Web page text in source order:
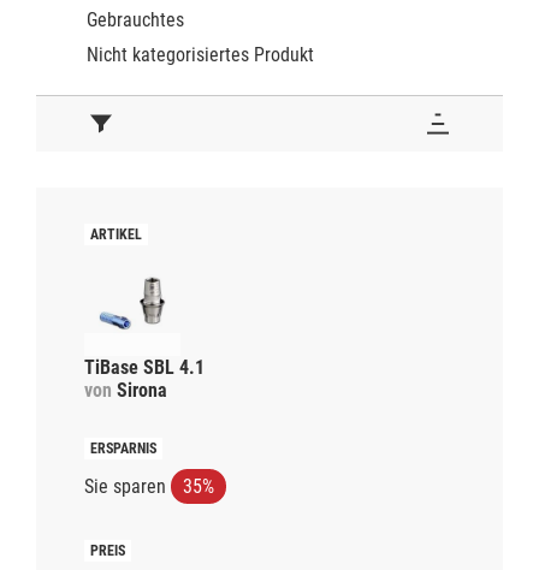
Gebrauchtes
Nicht kategorisiertes Produkt
TiBase SBL 4.1
von Sirona
Sie sparen 35%